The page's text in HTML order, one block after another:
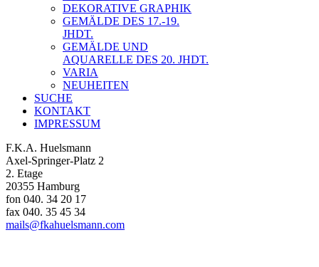
DEKORATIVE GRAPHIK
GEMÄLDE DES 17.-19.
JHDT.
GEMÄLDE UND
AQUARELLE DES 20. JHDT.
VARIA
NEUHEITEN
SUCHE
KONTAKT
IMPRESSUM
F.K.A. Huelsmann
Axel-Springer-Platz 2
2. Etage
20355 Hamburg
fon 040. 34 20 17
fax 040. 35 45 34
mails@fkahuelsmann.com